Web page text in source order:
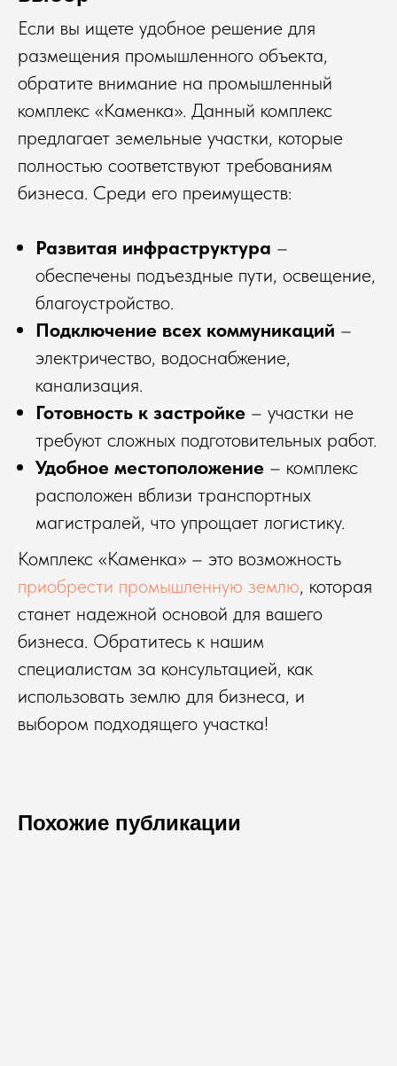
Если вы ищете удобное решение для
размещения промышленного объекта,
обратите внимание на промышленный
комплекс «Каменка». Данный комплекс
предлагает земельные участки, которые
полностью соответствуют требованиям
бизнеса. Среди его преимуществ:
Развитая инфраструктура –
обеспечены подъездные пути, освещение,
благоустройство.
Подключение всех коммуникаций –
электричество, водоснабжение,
канализация.
Готовность к застройке – участки не
требуют сложных подготовительных работ.
Удобное местоположение – комплекс
расположен вблизи транспортных
магистралей, что упрощает логистику.
Комплекс «Каменка» – это возможность
приобрести промышленную землю, которая
станет надежной основой для вашего
бизнеса. Обратитесь к нашим
специалистам за консультацией, как
использовать землю для бизнеса, и
выбором подходящего участка!
Похожие публикации